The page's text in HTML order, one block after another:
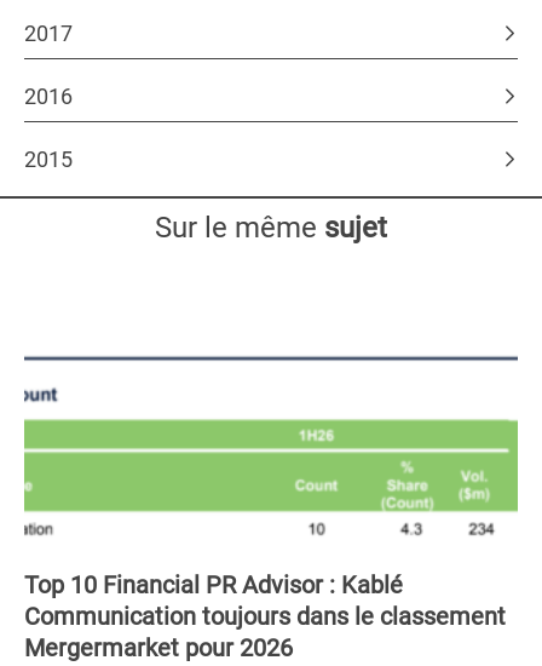
2017
2016
2015
Sur le même sujet
Top 10 Financial PR Advisor : Kablé
Communication toujours dans le classement
Mergermarket pour 2026